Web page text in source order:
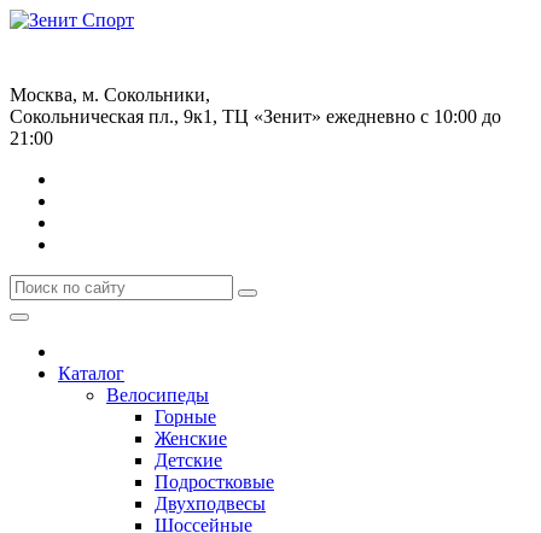
Москва, м. Сокольники,
Сокольническая пл., 9к1, ТЦ «Зенит» ежедневно с 10:00 до
21:00
Каталог
Велосипеды
Горные
Женские
Детские
Подростковые
Двухподвесы
Шоссейные